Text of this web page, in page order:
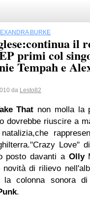
BURKE
il
primi col
Tempah e
da Lesto82
That non molla la
dovrebbe riuscire a
Love"
posto davanti a Olly
di rilievo
colonna sonora di
.